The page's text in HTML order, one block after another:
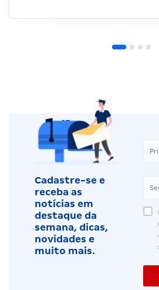
Cadastre-se e
receba as
notícias em
destaque da
semana, dicas,
novidades e
muito mais.